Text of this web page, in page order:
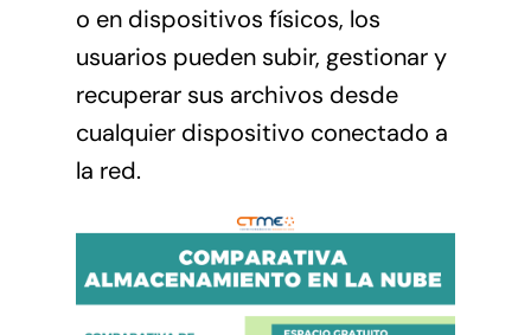
o en dispositivos físicos, los
usuarios pueden subir, gestionar y
recuperar sus archivos desde
cualquier dispositivo conectado a
la red.